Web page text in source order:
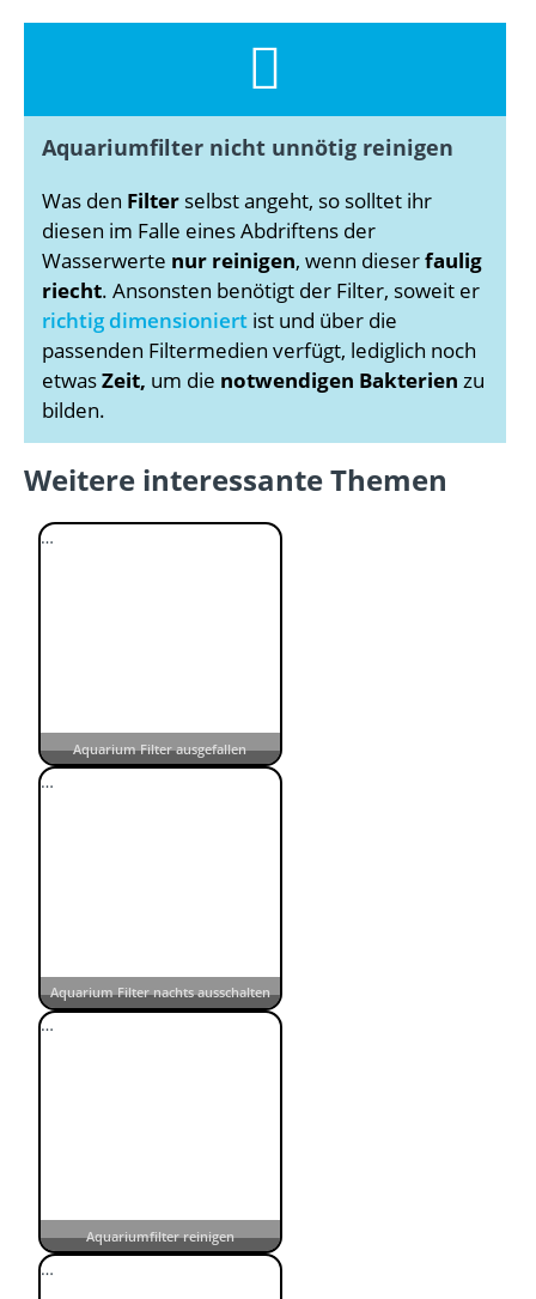
Aquariumfilter nicht unnötig reinigen
Was den Filter selbst angeht, so solltet ihr
diesen im Falle eines Abdriftens der
Wasserwerte nur reinigen, wenn dieserfaulig
riecht. Ansonsten benötigt der Filter, soweit er
richtig dimensioniert ist und über die
passenden Filtermedien verfügt, lediglich noch
etwasZeit, um die notwendigen Bakterien zu
bilden.
Weitere interessante Themen
Aquarium Filter ausgefallen
…
Aquarium Filter nachts ausschalten
…
Aquariumfilter reinigen
…
…